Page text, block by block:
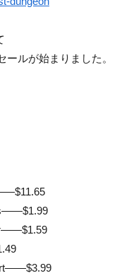
ルが始まりました。